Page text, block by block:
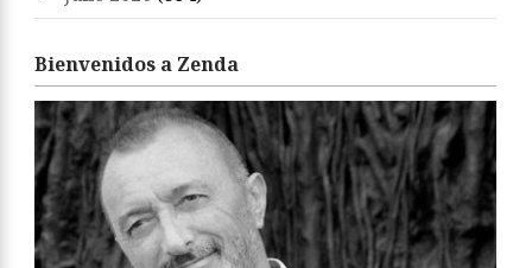
Bienvenidos a Zenda